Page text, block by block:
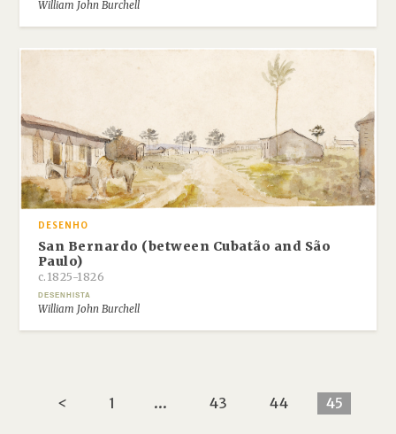
William John Burchell
DESENHO
San Bernardo (between Cubatão and São
Paulo)
c.1825-1826
DESENHISTA
William John Burchell
< 1 ... 43 44 45